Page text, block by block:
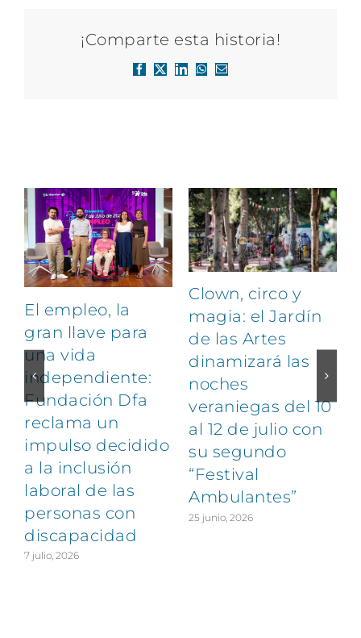
¡Comparte esta historia!
Facebook
X LinkedInWhatsApp
Correo
El empleo, la
gran llave para
una vida
independiente:
Fundación Dfa
reclama un
impulso decidido
a la inclusión
laboral de las
personas con
discapacidad
7 julio, 2026
Clown, circo y
magia: el Jardín
de las Artes
dinamizará las
noches
veraniegas del 10
al 12 de julio con
su segundo
“Festival
Ambulantes”
25 junio, 2026